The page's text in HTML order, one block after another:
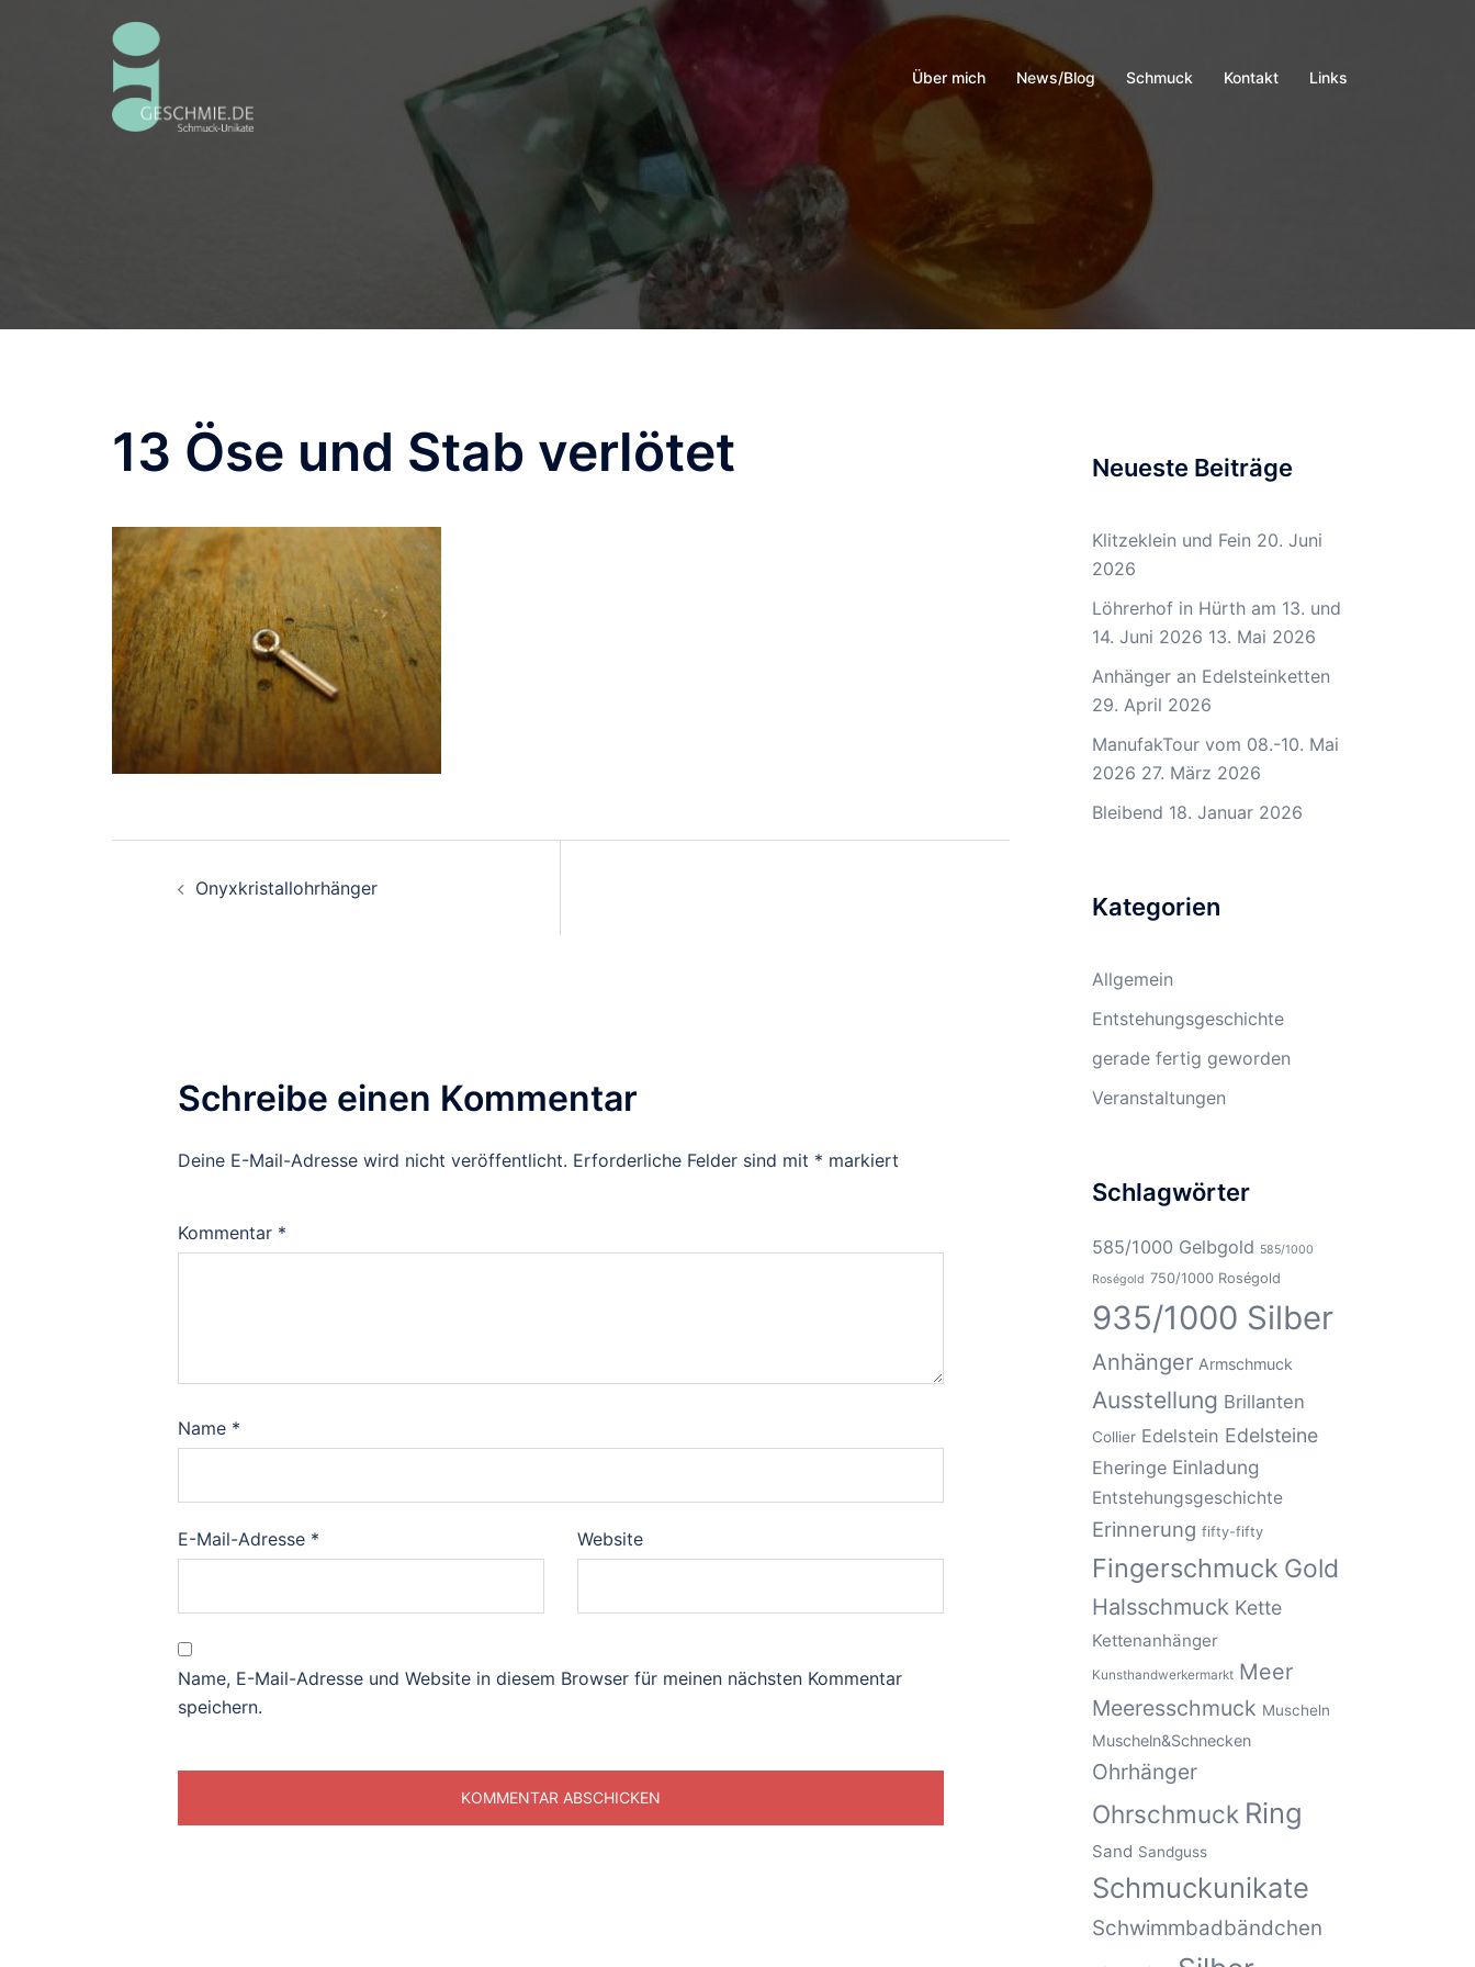
Über mich News/Blog Schmuck Kontakt Links
13 Öse und Stab verlötet
Onyxkristallohrhänger
Schreibe einen Kommentar
Deine E-Mail-Adresse wird nicht veröffentlicht. Erforderliche Felder sind mit * markiert
Kommentar *
Name *
E-Mail-Adresse * Website
Name, E-Mail-Adresse und Website in diesem Browser für meinen nächsten Kommentar
speichern.
Neueste Beiträge
Klitzeklein und Fein 20. Juni
2026
Löhrerhof in Hürth am 13. und
14. Juni 2026 13. Mai 2026
Anhänger an Edelsteinketten
29. April 2026
ManufakTour vom 08.-10. Mai
2026 27. März 2026
Bleibend 18. Januar 2026
Kategorien
Allgemein
Entstehungsgeschichte
gerade fertig geworden
Veranstaltungen
Schlagwörter
585/1000 Gelbgold 585/1000
Roségold 750/1000 Roségold
935/1000 Silber
Anhänger Armschmuck
Ausstellung Brillanten
Collier Edelstein Edelsteine
Eheringe Einladung
Entstehungsgeschichte
Erinnerung fifty-fifty
Fingerschmuck Gold
Halsschmuck Kette
Kettenanhänger
Kunsthandwerkermarkt Meer
Meeresschmuck Muscheln
Muscheln&Schnecken
Ohrhänger
Ohrschmuck Ring
Sand Sandguss
Schmuckunikate
Schwimmbadbändchen